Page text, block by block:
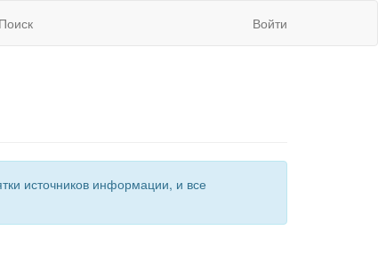
Поиск Войти
источников информации, и все